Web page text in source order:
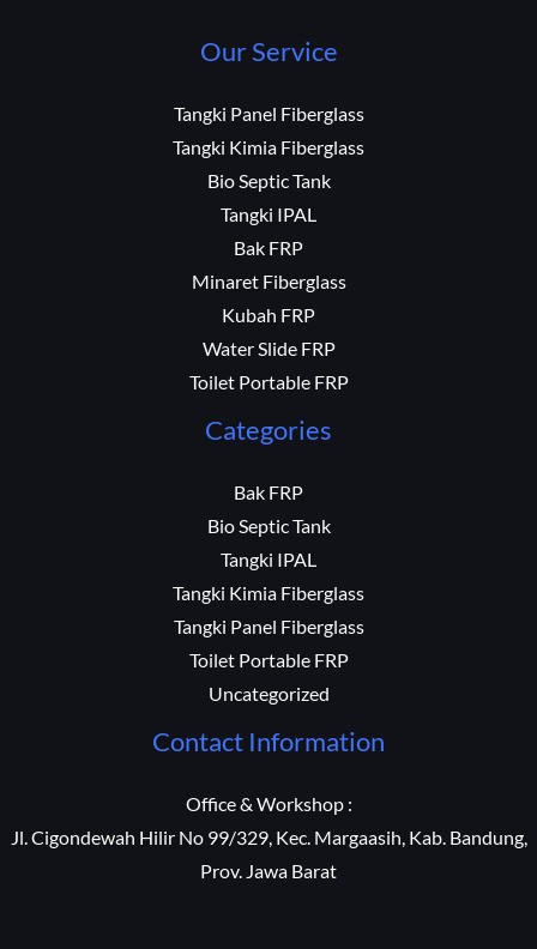
Our Service
Tangki Panel Fiberglass
Tangki Kimia Fiberglass
Bio Septic Tank
Tangki IPAL
Bak FRP
Minaret Fiberglass
Kubah FRP
Water Slide FRP
Toilet Portable FRP
Categories
Bak FRP
Bio Septic Tank
Tangki IPAL
Tangki Kimia Fiberglass
Tangki Panel Fiberglass
Toilet Portable FRP
Uncategorized
Contact Information
Office & Workshop :
Jl. Cigondewah Hilir No 99/329, Kec. Margaasih, Kab. Bandung,
Prov. Jawa Barat